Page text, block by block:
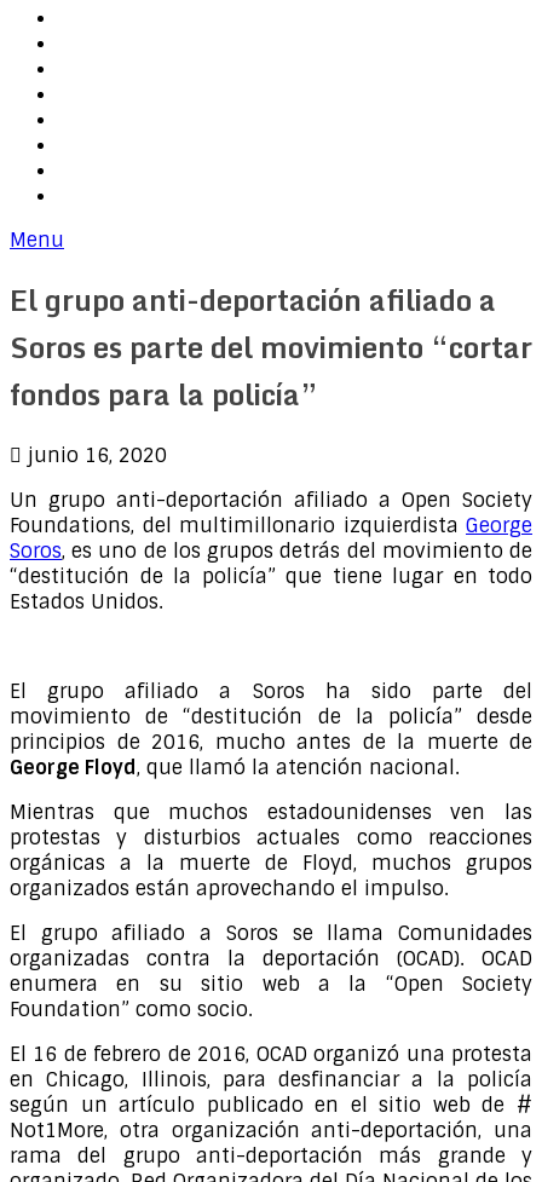
Menu
El grupo anti-deportación afiliado a
Soros es parte del movimiento “cortar
fondos para la policía”
junio 16, 2020
Un grupo anti-deportación afiliado a Open Society
Foundations, del multimillonario izquierdista George
Soros, es uno de los grupos detrás del movimiento de
“destitución de la policía” que tiene lugar en todo
Estados Unidos.
El grupo afiliado a Soros ha sido parte del
movimiento de “destitución de la policía” desde
principios de 2016, mucho antes de la muerte de
George Floyd, que llamó la atención nacional.
Mientras que muchos estadounidenses ven las
protestas y disturbios actuales como reacciones
orgánicas a la muerte de Floyd, muchos grupos
organizados están aprovechando el impulso.
El grupo afiliado a Soros se llama Comunidades
organizadas contra la deportación (OCAD). OCAD
enumera en su sitio web a la “Open Society
Foundation” como socio.
El 16 de febrero de 2016, OCAD organizó una protesta
en Chicago, Illinois, para desfinanciar a la policía
según un artículo publicado en el sitio web de #
Not1More, otra organización anti-deportación, una
rama del grupo anti-deportación más grande y